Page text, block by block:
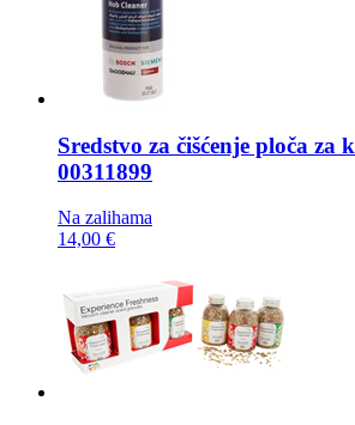
Sredstvo za čišćenje ploča za
00311899
Na zalihama
14,00 €